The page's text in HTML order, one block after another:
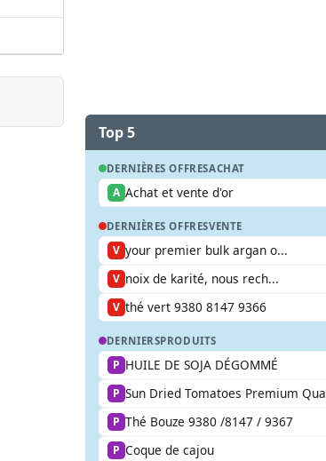
Top 5
DERNIÈRES OFFRESACHAT
A Achat et vente d'or
DERNIÈRES OFFRESVENTE
V your premier bulk argan o...
V noix de karité, nous rech...
V thé vert 9380 8147 9366
DERNIERSPRODUITS
P HUILE DE SOJA DÉGOMMÉ
P Sun Dried Tomatoes Premium Qua
P Thé Bouze 9380 /8147 / 9367
P Coque de cajou